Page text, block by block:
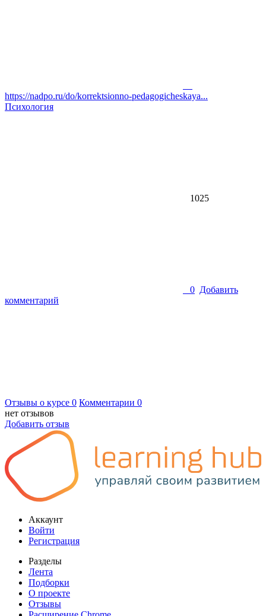
https://nadpo.ru/do/korrektsionno-pedagogicheskaya...
Психология
1025
0 Добавить
комментарий
Отзывы о курсе 0 Комментарии 0
нет отзывов
Добавить отзыв
Аккаунт
Войти
Регистрация
Разделы
Лента
Подборки
О проекте
Отзывы